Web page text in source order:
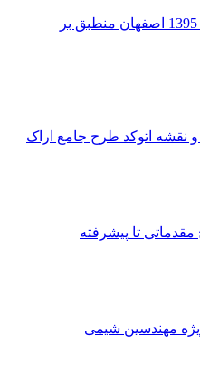
ژئودیتابیس بلوک های آماری 1395 اصفهان منطبق بر
شیمی